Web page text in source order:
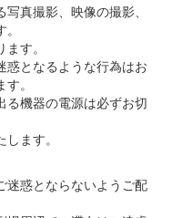
真撮影、映像の撮影、
す。
惑となるような行為はお
。
る機器の電源は必ずお切
ます。
迷惑とならないようご配